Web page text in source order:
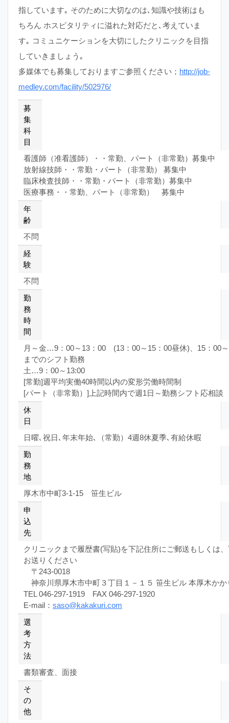
指しています｡ そのために大切なのは､知識や技術はも
ちろん ホスピタリティに溢れた対応だと､考えていま
す｡ コミュニケーションを大切にしたクリニックを目指
していきましょう｡
多媒体でも募集しておりますご参照ください； http://job-
medley.com/facility/502976/
募
集
科
目
看護師（准看護師）・・常勤、パート（非常勤）募集中
放射線技師・・常勤・パート（非常勤） 募集中
臨床検査技師・・常勤・パート（非常勤）募集中
医療事務・・常勤、パート（非常勤） 募集中
年
齢
不問
経
験
不問
勤
務
時
間
月～金…9：00～13：00 (13：00～15：00昼休)、15：00
までのシフト勤務
土…9：00～13:00
[常勤]週平均実働40時間以内の変形労働時間制
[パート（非常勤）]上記時間内で週1日～勤務シフト応相談
休
日
日曜､祝日､年末年始､（常勤）4週8休夏季､有給休暇
勤
務
地
厚木市中町3-1-15 笹生ビル
申
込
先
クリニックまで履歴書(写貼)を下記住所にご郵送もしくは
お送りください
〒243-0018
神奈川県厚木市中町３丁目１－１５ 笹生ビル 本厚木かか
TEL 046-297-1919 FAX 046-297-1920
E-mail： saso@kakakuri.com
選
考
方
法
書類審査、面接
そ
の
他